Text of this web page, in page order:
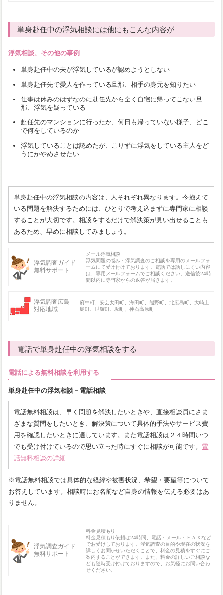
単身赴任中の浮気相談には他にもこんな内容が
浮気相談、その他の事例
単身赴任中の夫が浮気しているが認めようとしない
単身赴任先で愛人を作っている旦那、相手の身元を知りたい
仕事は休みのはずなのに赴任先から全く自宅に帰ってこない旦
那、浮気を疑っている
赴任先のマンションに行ったが、何日も帰っていない様子、どこ
で何をしているのか
浮気していることは認めたが、こりずに浮気をしている主人をど
うにかやめさせたい
単身赴任中の浮気相談の内容は、人それぞれ異なります。今抱えて
いる問題を解決するためには、ひとりで考え込まずに専門家に相談
することが大切です。相談をするだけで解決策が見い出せることも
あるため、早めに相談してみましょう。
浮気調査ガイド
無料サポート
メール浮気相談
浮気問題の悩み・浮気調査のご相談を専用のメールフォ
ームにて受け付けております。電話では話しにくい内容
は、専用メールフォームでご相談ください。送信後24時
間以内に専門家からの返答が届きます。
浮気調査広島
対応地域
府中町、安芸太田町、海田町、熊野町、北広島町、大崎上
島町、世羅町、坂町、神石高原町
電話で単身赴任中の浮気相談をする
電話による無料相談を利用する
単身赴任中の浮気相談－電話相談
電話無料相談は、早く問題を解決したいときや、直接相談員にさま
ざまな質問をしたいとき、解決策について具体的手法やサービス費
用を確認したいときに適しています。また電話相談は２４時間いつ
でも受け付けているので思い立った時にすぐに相談が可能です。 電
話無料相談の詳細
※電話無料相談では具体的な経緯や被害状況、希望・要望等について
お答えしています。相談時にお名前など自身の情報を伝える必要はあ
りません。
浮気調査ガイド
無料サポート
料金見積もり
料金見積もり依頼は24時間、電話・メール・ＦＡＸなど
でお受けしております。浮気調査の目的や現在の状況を
詳しくお聞かせいただくことで、料金の見積をすぐにご
案内することができます。また、料金の詳しいご相談な
ども随時受け付けておりますので、お気軽にお問い合わ
せください。